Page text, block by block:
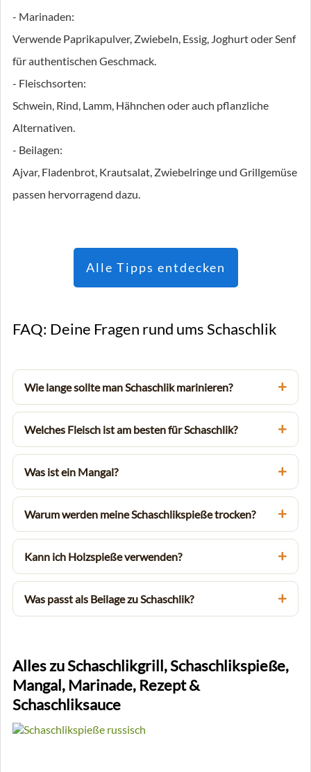
- Marinaden:
Verwende Paprikapulver, Zwiebeln, Essig, Joghurt oder Senf
für authentischen Geschmack.
- Fleischsorten:
Schwein, Rind, Lamm, Hähnchen oder auch pflanzliche
Alternativen.
- Beilagen:
Ajvar, Fladenbrot, Krautsalat, Zwiebelringe und Grillgemüse
passen hervorragend dazu.
Alle Tipps entdecken
FAQ: Deine Fragen rund ums Schaschlik
Wie lange sollte man Schaschlik marinieren?
Welches Fleisch ist am besten für Schaschlik?
Was ist ein Mangal?
Warum werden meine Schaschlikspieße trocken?
Kann ich Holzspieße verwenden?
Was passt als Beilage zu Schaschlik?
Alles zu Schaschlikgrill, Schaschlikspieße,
Mangal, Marinade, Rezept &
Schaschliksauce